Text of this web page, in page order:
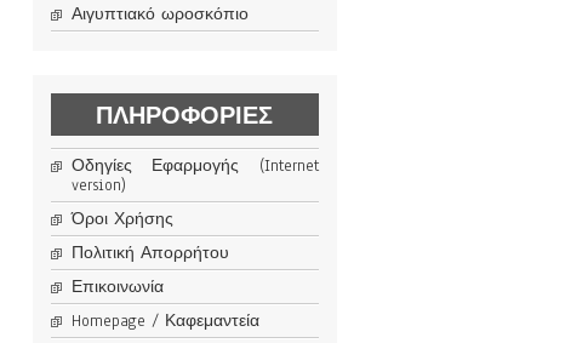
Αιγυπτιακό ωροσκόπιο
ΠΛΗΡΟΦΟΡΊΕΣ
Οδηγίες Εφαρμογής (Internet
version)
Όροι Χρήσης
Πολιτική Απορρήτου
Επικοινωνία
Homepage / Καφεμαντεία